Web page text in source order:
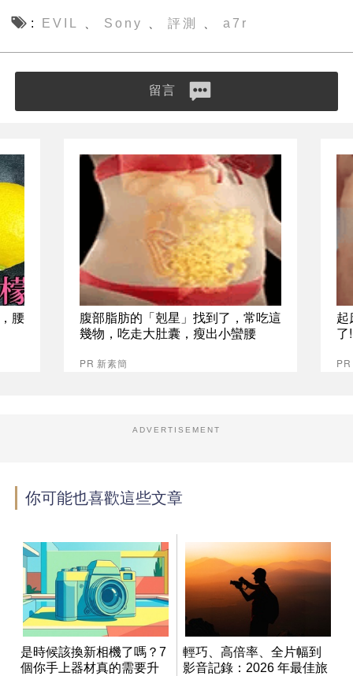
EVIL Sony 評測 a7r
留言
腰
腹部脂肪的「剋星」找到了，常吃這
幾物，吃走大肚囊，瘦出小蠻腰
PR 新素簡
起
了
ADVERTISEMENT
你可能也喜歡這些文章
是時候該換新相機了嗎？7
個你手上器材真的需要升
輕巧、高倍率、全片幅到
影音記錄：2026 年最佳旅